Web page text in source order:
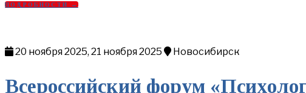
ПОДРОБНОСТИ →
20 ноября 2025, 21 ноября 2025 Новосибирск
Всероссийский форум